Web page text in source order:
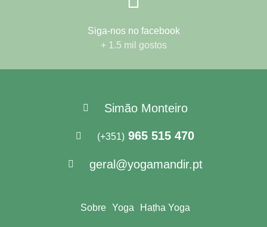
Siga-nos no facebook
+ 1.5 mil gostos
Simão Monteiro
(+351) 965 515 470
geral@yogamandir.pt
Sobre Yoga Haṭha Yoga